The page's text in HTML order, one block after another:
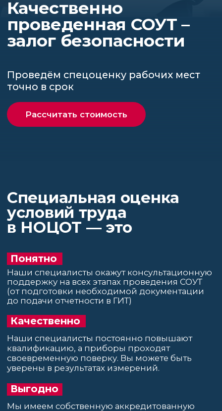
Рассчитать стоимость
Специальная оценка
условий труда
в НОЦОТ — это
Наши специалисты окажут консультационную
поддержку на всех этапах проведения СОУТ
Понятно
Мы имеем собственную аккредитованную
лабораторию и не увеличиваем стоимость
услуг за счет привлечения посредников.
Выгодно
Что включает
специальная оценка
условий труда?
Идентификацию вредных и опасных
факторов (осуществляется экспертом
организации, проводящей
специальную оценку условий труда)
1
2